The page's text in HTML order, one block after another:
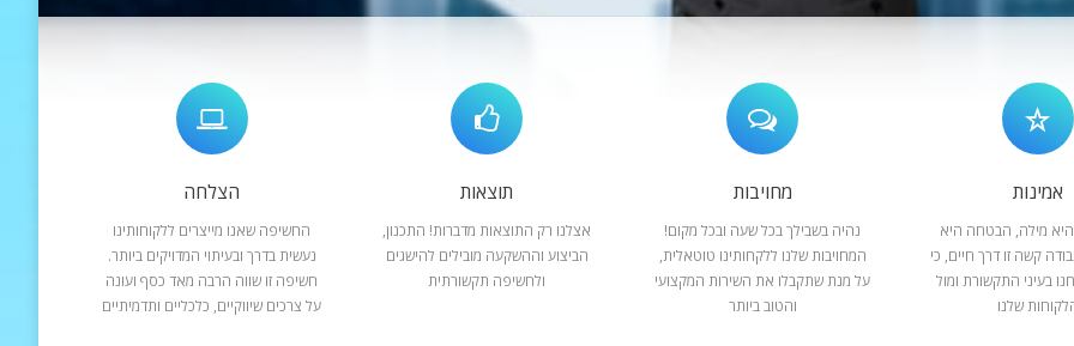
אמינות
היא מילה, הבטחה היא
קשה זו דרך חיים, כי
בעיני התקשורת ומול
שלנו
מחויבות
נהיה בשבילך בכל שעה ובכל מקום!
המחויבות שלנו ללקחותינו טוטאלית,
על מנת שתקבלו את השירות המקצועי
והטוב ביותר
תוצאות
אצלנו רק התוצאות מדברות! התכנון,
הביצוע וההשקעה מובילים להישגים
ולחשיפה תקשורתית
הצלחה
החשיפה שאנו מייצרים ללקוחותינו
נעשית בדרך ובעיתוי המדויקים ביותר.
חשיפה זו שווה הרבה מאד כסף ועונה
על צרכים שיווקיים, כלכליים ותדמיתיים